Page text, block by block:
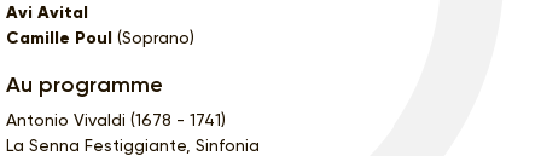
Avi Avital
Camille Poul (Soprano)
Au programme
Antonio Vivaldi (1678 - 1741)
La Senna Festiggiante, Sinfonia